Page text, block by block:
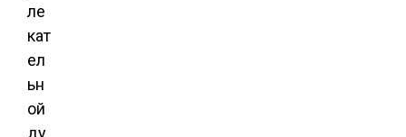
ле
кат
ел
ьн
ой
ду